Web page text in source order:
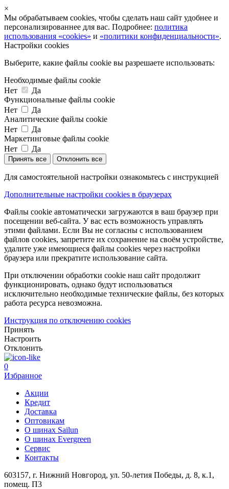
×
Мы обрабатываем cookies, чтобы сделать наш сайт удобнее и
персонализированнее для вас. Подробнее: политика
использования «cookies» и «политики конфиденциальности».
Настройки cookies
Выберите, какие файлы cookie вы разрешаете использовать:
Необходимые файлы cookie
Нет
Да
Функциональные файлы cookie
Нет
Да
Аналитические файлы cookie
Нет
Да
Маркетинговые файлы cookie
Нет
Да
Принять все Отклонить все
Для самостоятельной настройки ознакомьтесь с инструкцией
Дополнительные настройки cookies в браузерах
Файлы cookie автоматически загружаются в ваш браузер при
посещении веб-сайта. У вас есть возможность управлять
этими файлами. Если Вы не согласны с использованием
файлов cookies, запретите их сохранение на своём устройстве,
удалите уже имеющиеся файлы cookies через настройки
браузера или прекратите использование сайта.
При отключении обработки cookie наш сайт продолжит
функционировать, однако будут использоваться
исключительно необходимые технические файлы, без которых
работа ресурса невозможна.
Инструкция по отключению cookies
Принять
Настроить
Отклонить
0
Избранное
Акции
Кредит
Доставка
Оптовикам
О шинах Sailun
О шинах Evergreen
Сервис
Контакты
603157, г. Нижний Новгород, ул. 50-летия Победы, д. 8, к.1,
помещ. П3